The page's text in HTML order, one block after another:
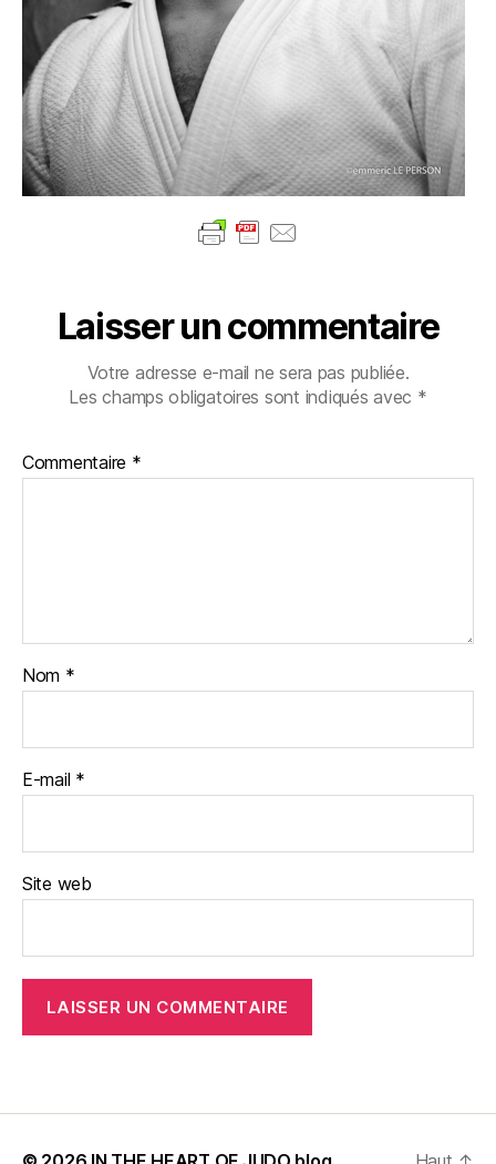
Laisser un commentaire
Votre adresse e-mail ne sera pas publiée.
Les champs obligatoires sont indiqués avec *
Commentaire *
Nom *
E-mail *
Site web